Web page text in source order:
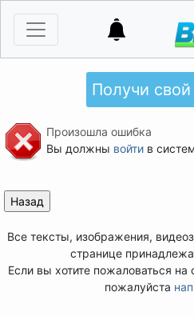
Получи
Произошла ошибка
Вы должны войтив
Все тексты, изображения,
странице
Если вы хотите пожаловаться
пожалуйста